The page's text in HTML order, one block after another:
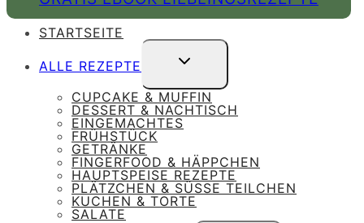
STARTSEITE
ALLE REZEPTE
UNTERMENÜ
UMSCHALTEN
CUPCAKE & MUFFIN
DESSERT & NACHTISCH
EINGEMACHTES
FRÜHSTÜCK
GETRÄNKE
FINGERFOOD & HÄPPCHEN
HAUPTSPEISE REZEPTE
PLÄTZCHEN & SÜSSE TEILCHEN
KUCHEN & TORTE
SALATE